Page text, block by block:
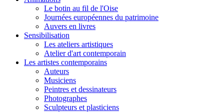
Le botin au fil de l'Oise
Journées européennes du patrimoine
Auvers en livres
Sensibilisation
Les ateliers artistiques
Atelier d'art contemporain
Les artistes contemporains
Auteurs
Musiciens
Peintres et dessinateurs
Photographes
Sculpteurs et plasticiens